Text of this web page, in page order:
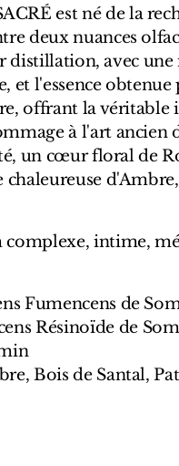
est né de la
deux nuances
distillation, avec
et l'essence
offrant la véritable
à l'art ancien
un cœur floral de
chaleureuse
complexe, intime,
Fumencens de
Résinoïde de
Bois de Santal,